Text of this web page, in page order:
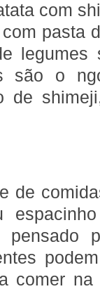
com
pasta
legumes
são o
de
de
comer